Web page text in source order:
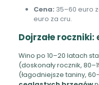
Cena: 35–60 euro
euro za cru.
Dojrzałe roczniki:
Wino po 10–20 latach
(doskonały rocznik,
(łagodniejsze taniny,